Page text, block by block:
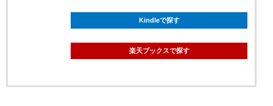
Kindleで探す
楽天ブックスで探す